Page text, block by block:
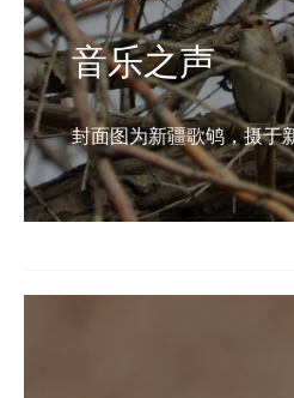
音乐之声
封面图为新疆歌鸲，摄于